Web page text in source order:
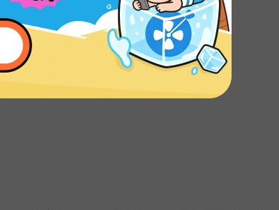
買收據、問題的相關描述、軟體環境等。